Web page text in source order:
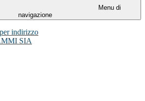
Menu di
navigazione
indirizzo
SIA